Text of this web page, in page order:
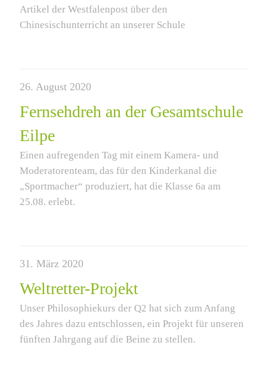
Artikel der Westfalenpost über den
Chinesischunterricht an unserer Schule
26. August 2020
Fernsehdreh an der Gesamtschule
Eilpe
Einen aufregenden Tag mit einem Kamera- und
Moderatorenteam, das für den Kinderkanal die
„Sportmacher“ produziert, hat die Klasse 6a am
25.08. erlebt.
31. März 2020
Weltretter-Projekt
Unser Philosophiekurs der Q2 hat sich zum Anfang
des Jahres dazu entschlossen, ein Projekt für unseren
fünften Jahrgang auf die Beine zu stellen.